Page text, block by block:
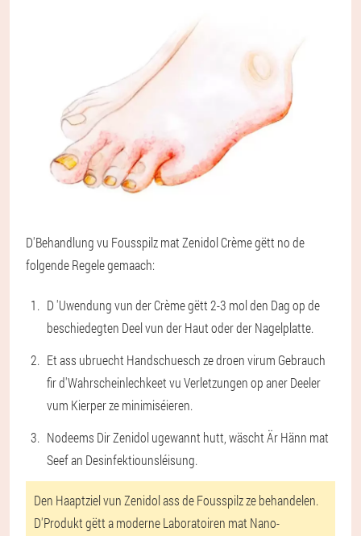
D'Behandlung vu Fousspilz mat Zenidol Crème gëtt no de
folgende Regele gemaach:
D 'Uwendung vun der Crème gëtt 2-3 mol den Dag op de
beschiedegten Deel vun der Haut oder der Nagelplatte.
Et ass ubruecht Handschuesch ze droen virum Gebrauch
fir d'Wahrscheinlechkeet vu Verletzungen op aner Deeler
vum Kierper ze minimiséieren.
Nodeems Dir Zenidol ugewannt hutt, wäscht Är Hänn mat
Seef an Desinfektiounsléisung.
Den Haaptziel vun Zenidol ass de Fousspilz ze behandelen.
D'Produkt gëtt a moderne Laboratoiren mat Nano-